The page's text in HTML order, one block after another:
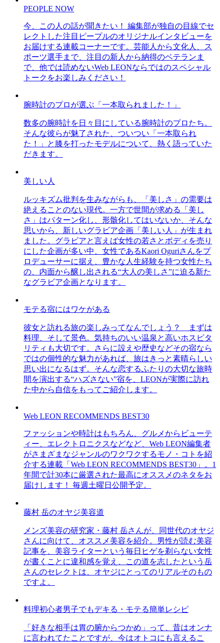
PEOPLE NOW
今、この人の話が聞きたい！ 編集部が独自の目線でセ
レクトした注目ピープルのオリジナルインタビューを
お届けする連載コーナーです。芸能人から文化人、ス
ポーツ選手まで、注目の新人から納得のベテランま
で、他では読めないWeb LEONならではのスペシャル
トークをお楽しみください！
腕時計のプロが選ぶ「一本取られました！」
数多の腕時計を日々目にしている腕時計のプロたち。
そんな彼らが魅了された、ついつい「一本取られ
た！」と膝を打ったモデルについて、熱く語っていた
だきます。
美しい人
ルッキズム批判を生みながらも、「美しさ」の需要は
絶えることのない現代。一方で世間が求める「美し
さ」はパターン化し、形骸化してはいないか、そんな
思いから、新しいグラビア企画「美しい人」が生まれ
ました。グラビアと言えば女性の若さとボディを売り
にした企画が多い中、女性であるKaori Oguriさんをプ
ロデューサーに据え、豊かな人生経験を持つ女性たち
の、内面から醸し出される“大人の美しさ”に迫る新た
なグラビア企画となります。
モテる宿にはワケがある
彼女と訪れる旅の楽しみってなんでしょう？ まずは
料理、そして景色。気持ちのいい温泉と高いホスピタ
リティも大切です。さらに設えや歴史などその宿なら
ではの個性的な魅力があれば、旅はきっと素晴らしい
思い出になるはず。そんな恋するふたりの大切な旅時
間を演出する“ハズさない”宿を、LEONが実際に訪れ
た中から自信をもってご紹介します。
Web LEON RECOMMENDS BEST30
ファッションや時計はもちろん、グルメからビューテ
ィー、エレクトロニクスなどなど、Web LEON編集者
がさまざまなジャンルのワクワクするモノ・コトを紹
介する連載「Web LEON RECOMMENDS BEST30」。1
年間で計30本に厳選された最高にオススメのネタをお
届けします！ 毎週土曜日公開予定。
藤村 岳のオヤジ美容道
メンズ美容の研究家・藤村 岳さんが、同世代のオヤジ
さんに向けて、オススメ美容を紹介。男性が読む美容
記事を、美容ライターという毎日ヒゲを剃らない女性
が書くことに違和感を覚え、この道を志したという岳
さんのセレクトは、オヤジにとってのリアルそのもの
ですよ。
料理初心者男子でもデキる・モテる簡単レシピ
「好きな相手は胃の腑からつかめ」って、昔はオンナ
に言われてたことですが、今はオトコにも言えるこ